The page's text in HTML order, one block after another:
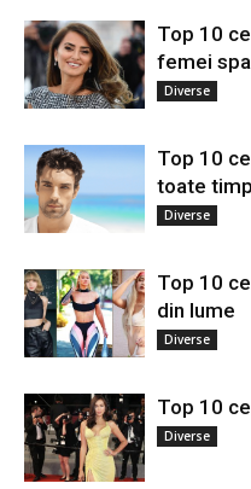
Top 10
femei
Diverse
Top 10
toate
Diverse
Top 10
din lume
Diverse
Top 10
Diverse